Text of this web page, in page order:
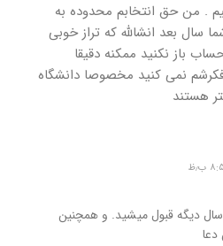
. من حق انتخابم محدوده به
سال بعد انشالله که تراز خوبی
باز نکنید ممکنه دقیقا
نمی کنید مخصوصا دانشگاه
هستند
سال دیگه قبول میشید. و همچنین